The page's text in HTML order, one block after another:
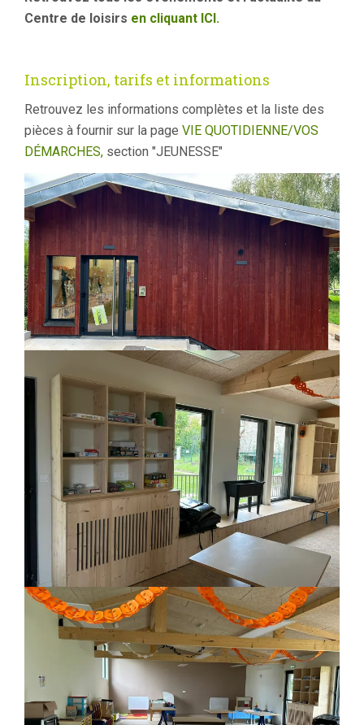
Centre de loisirs en cliquant ICI.
Inscription, tarifs et informations
Retrouvez les informations complètes et la liste des
pièces à fournir sur la page VIE QUOTIDIENNE/VOS
DÉMARCHES, section "JEUNESSE"